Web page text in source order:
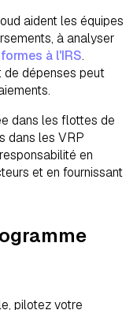
aident les équipes
à analyser
à l'IRS.
de dépenses peut
dans les flottes de
dans les VRP
en
et en fournissant
pilotez votre